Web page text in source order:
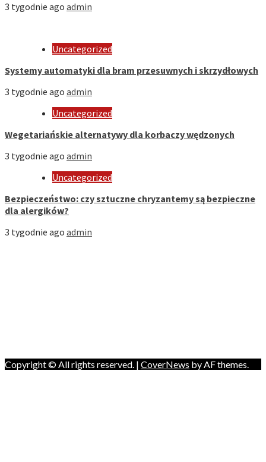
3 tygodnie ago admin
Uncategorized
Systemy automatyki dla bram przesuwnych i skrzydłowych
3 tygodnie ago admin
Uncategorized
Wegetariańskie alternatywy dla korbaczy wędzonych
3 tygodnie ago admin
Uncategorized
Bezpieczeństwo: czy sztuczne chryzantemy są bezpieczne
dla alergików?
3 tygodnie ago admin
Copyright © All rights reserved. | CoverNews by AF themes.